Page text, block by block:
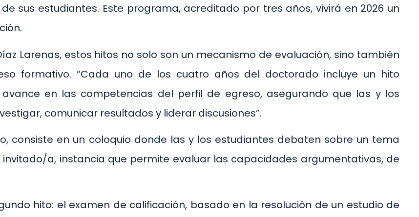
sus estudiantes. Este programa, acreditado por tres años, vivirá en 2026 un
Larenas, estos hitos no solo son un mecanismo de evaluación, sino también
formativo. “Cada uno de los cuatro años del doctorado incluye un hito
en las competencias del perfil de egreso, asegurando que las y los
comunicar resultados y liderar discusiones”.
consiste en un coloquio donde las y los estudiantes debaten sobre un tema
a, instancia que permite evaluar las capacidades argumentativas, de
hito: el examen de calificación, basado en la resolución de un estudio de